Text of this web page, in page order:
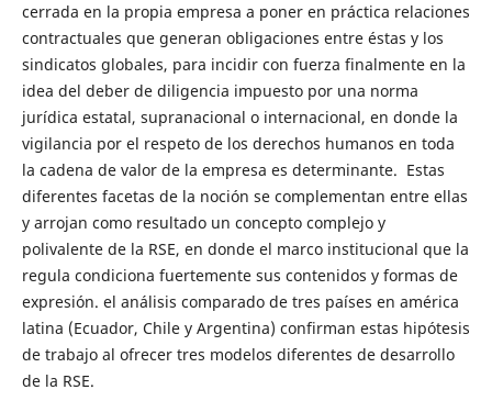
cerrada en la propia empresa a poner en práctica relaciones
contractuales que generan obligaciones entre éstas y los
sindicatos globales, para incidir con fuerza finalmente en la
idea del deber de diligencia impuesto por una norma
jurídica estatal, supranacional o internacional, en donde la
vigilancia por el respeto de los derechos humanos en toda
la cadena de valor de la empresa es determinante. Estas
diferentes facetas de la noción se complementan entre ellas
y arrojan como resultado un concepto complejo y
polivalente de la RSE, en donde el marco institucional que la
regula condiciona fuertemente sus contenidos y formas de
expresión. el análisis comparado de tres países en américa
latina (Ecuador, Chile y Argentina) confirman estas hipótesis
de trabajo al ofrecer tres modelos diferentes de desarrollo
de la RSE.